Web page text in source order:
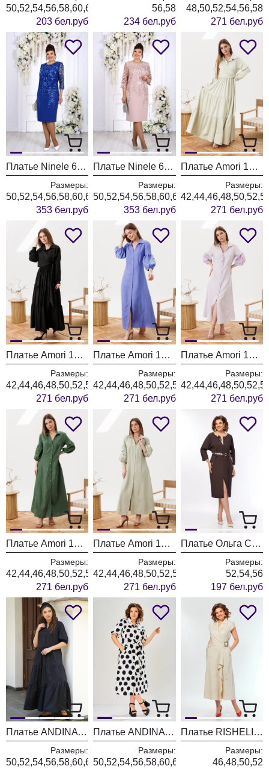
50,52,54,56,58,60,62,64
203 бел.руб
56,58
234 бел.руб
48,50,52,54,56,58
271 бел.руб
Платье Ninele 6153 василек
Размеры:
50,52,54,56,58,60,62,64,66
353 бел.руб
Платье Ninele 6153 пудровый
Размеры:
50,52,54,56,58,60,62,64,66
353 бел.руб
Платье Amori 1014 шампиньон
Размеры:
271 бел.руб
Платье Amori 1013 черный
Размеры:
42,44,46,48,50,52,54,56
271 бел.руб
Платье Amori 1012 голубой
Размеры:
42,44,46,48,50,52,54,56
271 бел.руб
Платье Amori 1011 лаванда
Размеры:
271 бел.руб
Платье Amori 1010 хаки
Размеры:
42,44,46,48,50,52,54,56
271 бел.руб
Платье Amori 1009 мята
Размеры:
42,44,46,48,50,52,54,56
271 бел.руб
Платье Ольга Стиль С1038 коричневый
Размеры:
52,54,56
197 бел.руб
Платье ANDINA CITY 8042-26 черный
Размеры:
50,52,54,56,58,60,62
Платье ANDINA CITY 8041-26 белый в горох
Размеры:
50,52,54,56,58,60,62
Платье RISHELIE 995-4 натуральный
Размеры:
46,48,50,52